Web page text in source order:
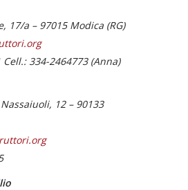
17/a – 97015 Modica (RG)
Cell.: 334-2464773 (Anna)
12 – 90133